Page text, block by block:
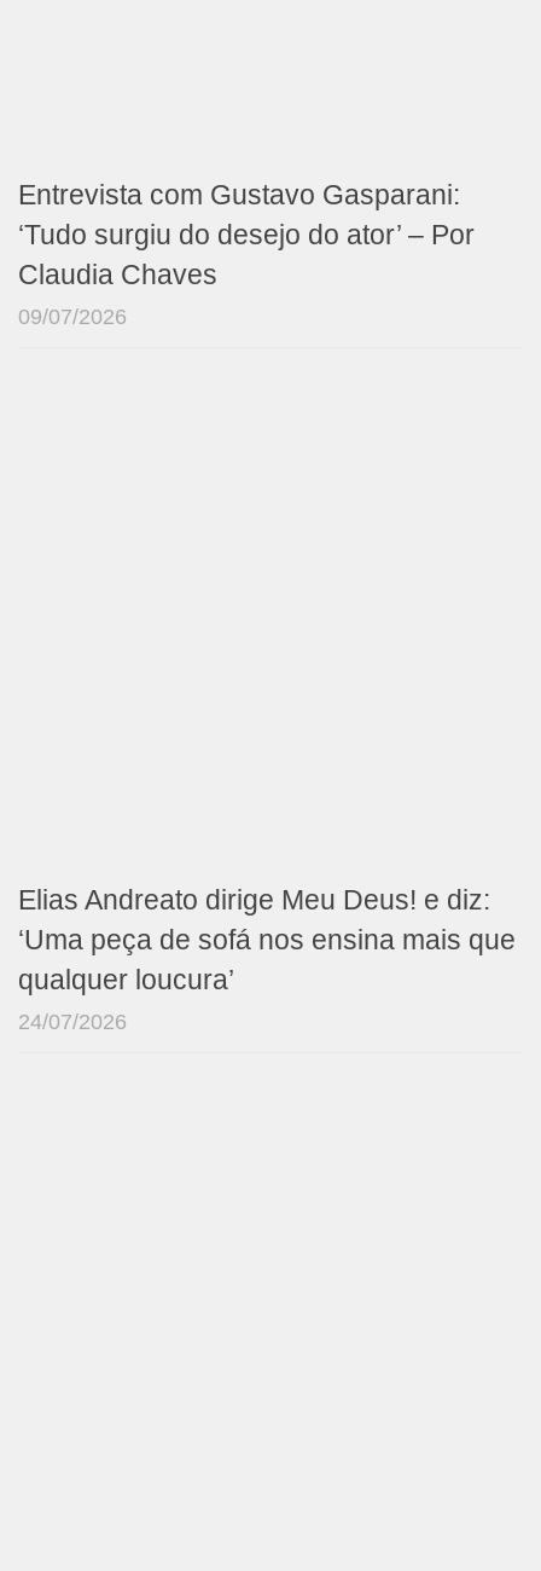
Entrevista com Gustavo Gasparani:
‘Tudo surgiu do desejo do ator’ – Por
Claudia Chaves
09/07/2026
Elias Andreato dirige Meu Deus! e diz:
‘Uma peça de sofá nos ensina mais que
qualquer loucura’
24/07/2026